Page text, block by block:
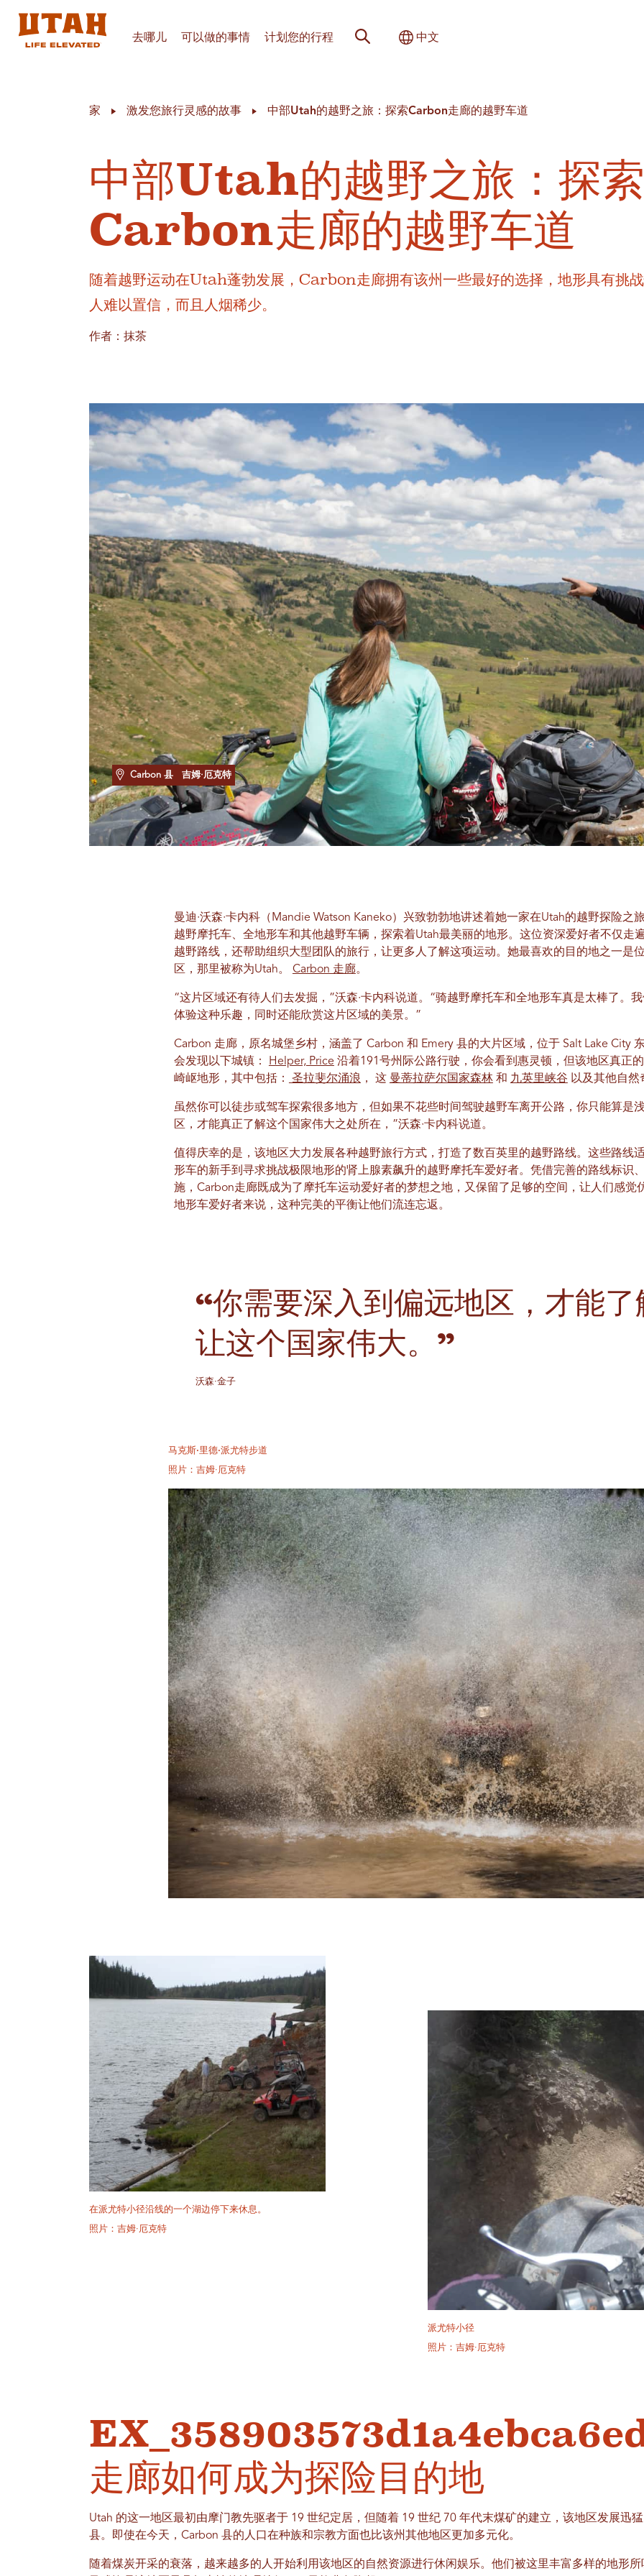
去哪儿 可以做的事情 计划您的行程 网站搜索切换国际
中文
家 激发您旅行灵感的故事 中部Utah的越野之旅：探索Carbon走廊的越野车道
中部Utah的越野之旅：探
Carbon走廊的越野车道
随着越野运动在Utah蓬勃发展，Carbon走廊拥有该州一些最好的选择，地形具有挑
人难以置信，而且人烟稀少。
作者：抹茶
Carbon 县 吉姆·厄克特
曼迪·沃森·卡内科（Mandie Watson Kaneko）兴致勃勃地讲述着她一家在Utah的越野探险之
越野摩托车、全地形车和其他越野车辆，探索着Utah最美丽的地形。这位资深爱好者不仅走
越野路线，还帮助组织大型团队的旅行，让更多人了解这项运动。她最喜欢的目的地之一是
区，那里被称为Utah。 Carbon 走廊。
“这片区域还有待人们去发掘，”沃森·卡内科说道。“骑越野摩托车和全地形车真是太棒了。
体验这种乐趣，同时还能欣赏这片区域的美景。”
Carbon 走廊，原名城堡乡村，涵盖了 Carbon 和 Emery 县的大片区域，位于 Salt Lake City
会发现以下城镇：
Helper,Price 沿着191号州际公路行驶，你会看到惠灵顿，但该地区真正
崎岖地形，其中包括：
圣拉斐尔涌浪 ， 这 曼蒂拉萨尔国家森林和 九英里峡谷 以及其他自
虽然你可以徒步或驾车探索很多地方，但如果不花些时间驾驶越野车离开公路，你只能算是
区，才能真正了解这个国家伟大之处所在，”沃森·卡内科说道。
值得庆幸的是，该地区大力发展各种越野旅行方式，打造了数百英里的越野路线。这些路线
形车的新手到寻求挑战极限地形的肾上腺素飙升的越野摩托车爱好者。凭借完善的路线标识
施，Carbon走廊既成为了摩托车运动爱好者的梦想之地，又保留了足够的空间，让人们感觉
地形车爱好者来说，这种完美的平衡让他们流连忘返。
“你需要深入到偏远地区，才能
让这个国家伟大。”
沃森·金子
马克斯·里德·派尤特步道
照片：吉姆·厄克特
在派尤特小径沿线的一个湖边停下来休息。
照片：吉姆·厄克特
派尤特小径
照片：吉姆·厄克特
走廊如何成为探险目的地
Utah 的这一地区最初由摩门教先驱者于 19 世纪定居，但随着 19 世纪 70 年代末煤矿的建立，该地区发展迅
县。即使在今天，Carbon 县的人口在种族和宗教方面也比该州其他地区更加多元化。
随着煤炭开采的衰落，越来越多的人开始利用该地区的自然资源进行休闲娱乐。他们被这里丰富多样的地形